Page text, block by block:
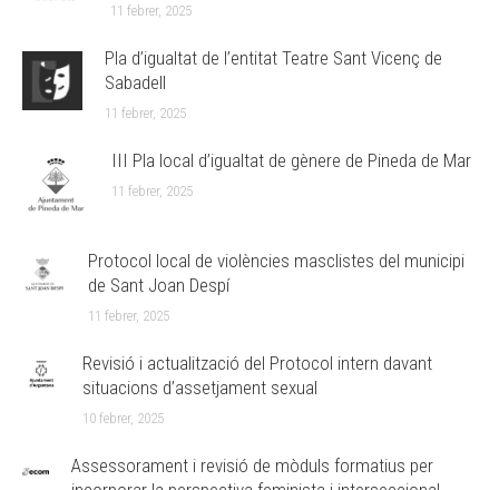
11 febrer, 2025
Pla d’igualtat de l’entitat Teatre Sant Vicenç de
Sabadell
11 febrer, 2025
III Pla local d’igualtat de gènere de Pineda de Mar
11 febrer, 2025
Protocol local de violències masclistes del municipi
de Sant Joan Despí
11 febrer, 2025
Revisió i actualització del Protocol intern davant
situacions d’assetjament sexual
10 febrer, 2025
Assessorament i revisió de mòduls formatius per